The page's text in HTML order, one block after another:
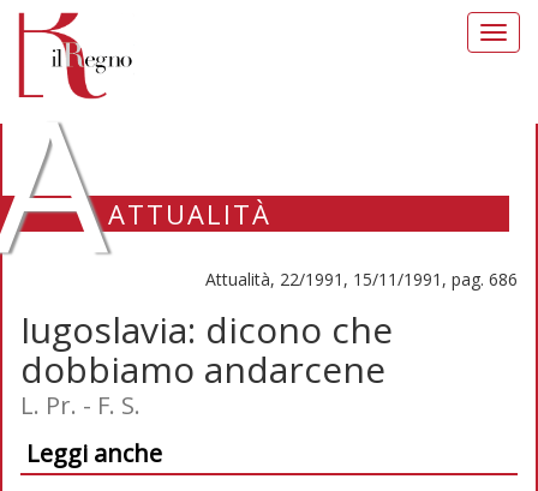
ATTUALITÀ
Attualità, 22/1991, 15/11/1991, pag. 686
Iugoslavia: dicono che
dobbiamo andarcene
L. Pr. - F. S.
Leggi anche